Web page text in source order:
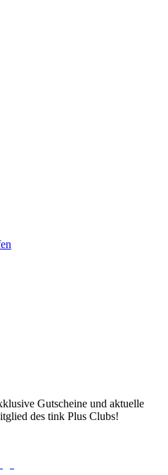
Gutscheine und aktuelle
des tink Plus Clubs!